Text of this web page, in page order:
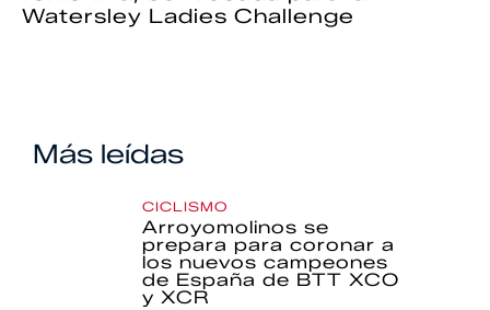
Watersley Ladies Challenge
Más leídas
CICLISMO
Arroyomolinos se
prepara para coronar a
los nuevos campeones
de España de BTT XCO
y XCR